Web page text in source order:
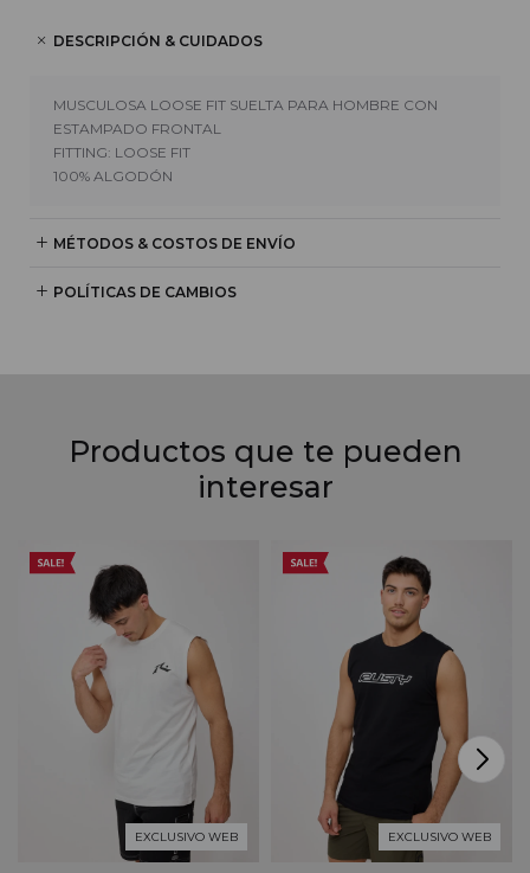
DESCRIPCIÓN & CUIDADOS
MUSCULOSA LOOSE FIT SUELTA PARA HOMBRE CON
ESTAMPADO FRONTAL
FITTING: LOOSE FIT
100% ALGODÓN
MÉTODOS & COSTOS DE ENVÍO
POLÍTICAS DE CAMBIOS
Productos que te pueden
interesar
EXCLUSIVO WEB EXCLUSIVO WEB